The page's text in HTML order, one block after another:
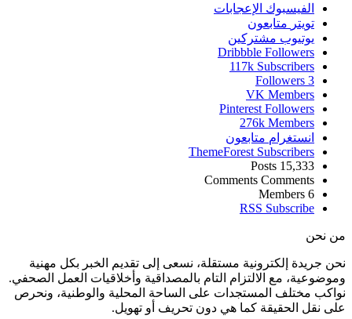
الفيسبوك الإعجابات
تويتر
متابعون
يوتيوب مشتركين
Dribbble Followers
117k Subscribers
Followers
VK Members
Pinterest Followers
276k Members
انستغرام متابعون
ThemeForest Subscribers
15,333
Posts
Comments Comments
Members
RSS Subscribe
من نحن
نحن جريدة إلكترونية مستقلة، نسعى إلى تقديم الخبر بكل مهنية
وموضوعية، مع الالتزام التام بالمصداقية وأخلاقيات العمل الصحفي.
نواكب مختلف المستجدات على الساحة المحلية والوطنية، ونحرص
على نقل الحقيقة كما هي دون تحريف أو تهويل.